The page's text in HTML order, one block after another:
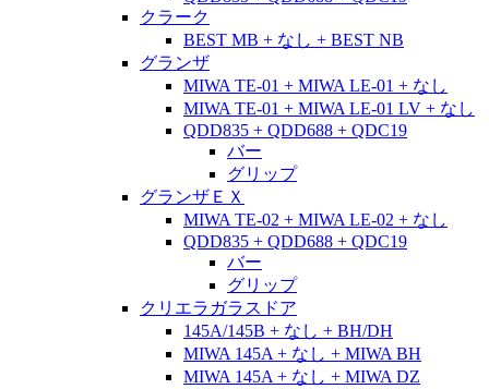
クラーク
BEST MB + なし + BEST NB
グランザ
MIWA TE-01 + MIWA LE-01 + なし
MIWA TE-01 + MIWA LE-01 LV + なし
QDD835 + QDD688 + QDC19
バー
グリップ
グランザＥＸ
MIWA TE-02 + MIWA LE-02 + なし
QDD835 + QDD688 + QDC19
バー
グリップ
クリエラガラスドア
145A/145B + なし + BH/DH
MIWA 145A + なし + MIWA BH
MIWA 145A + なし + MIWA DZ